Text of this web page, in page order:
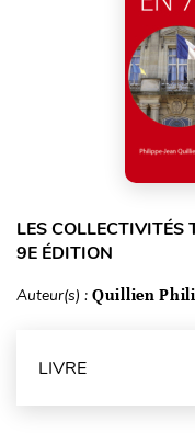
LES COLLECTIVITÉS
9E ÉDITION
Auteur(s) : Quillien
LIVRE